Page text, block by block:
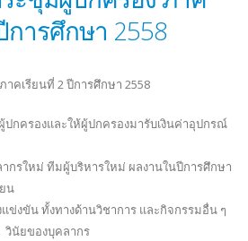
ะชุมผู้ปกครอง ภาค
กครองและให้ผู้ปกครองมารับเงินค่าอุปกรณ์
กรใหม่ ทีมผู้บริหารใหม่ ผลงานในปีการศึกษา
น
ข่งขัน ทั้งทางด้านวิชาการ และกิจกรรมอื่น ๆ